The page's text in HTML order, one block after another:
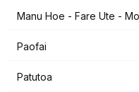
Manu Hoe - Fare Ute -
Paofai
Patutoa